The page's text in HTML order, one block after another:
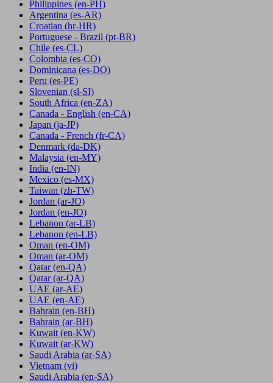
Philippines (en-PH)
Argentina (es-AR)
Croatian (hr-HR)
Portuguese - Brazil (pt-BR)
Chile (es-CL)
Colombia (es-CO)
Dominicana (es-DO)
Peru (es-PE)
Slovenian (sl-SI)
South Africa (en-ZA)
Canada - English (en-CA)
Japan (ja-JP)
Canada - French (fr-CA)
Denmark (da-DK)
Malaysia (en-MY)
India (en-IN)
Mexico (es-MX)
Taiwan (zh-TW)
Jordan (ar-JO)
Jordan (en-JO)
Lebanon (ar-LB)
Lebanon (en-LB)
Oman (en-OM)
Oman (ar-OM)
Qatar (en-QA)
Qatar (ar-QA)
UAE (ar-AE)
UAE (en-AE)
Bahrain (en-BH)
Bahrain (ar-BH)
Kuwait (en-KW)
Kuwait (ar-KW)
Saudi Arabia (ar-SA)
Vietnam (vi)
Saudi Arabia (en-SA)